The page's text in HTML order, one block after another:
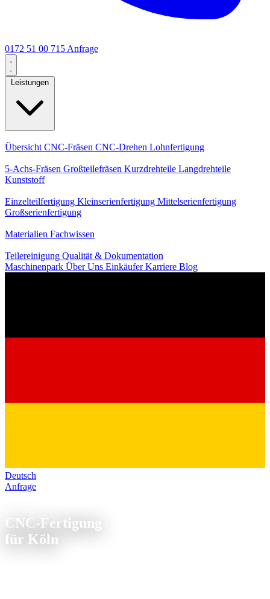
0172 51 00 715 Anfrage
Leistungen
Übersicht CNC-Fräsen CNC-Drehen Lohnfertigung
5-Achs-Fräsen Großteilefräsen Kurzdrehteile Langdrehteile
Kunststoff
Einzelteilfertigung Kleinserienfertigung Mittelserienfertigung
Großserienfertigung
Materialien Fachwissen
Teilereinigung Qualität & Dokumentation
Maschinenpark Über Uns EinkäuferKarriere Blog
Deutsch
Anfrage
CNC-Fertigung
für Köln